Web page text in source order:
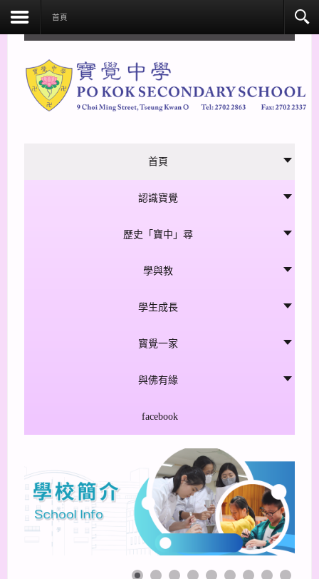
首頁
首頁
認識寶覺
歷史「寶中」尋
學與教
學生成長
寳覺一家
與佛有緣
facebook